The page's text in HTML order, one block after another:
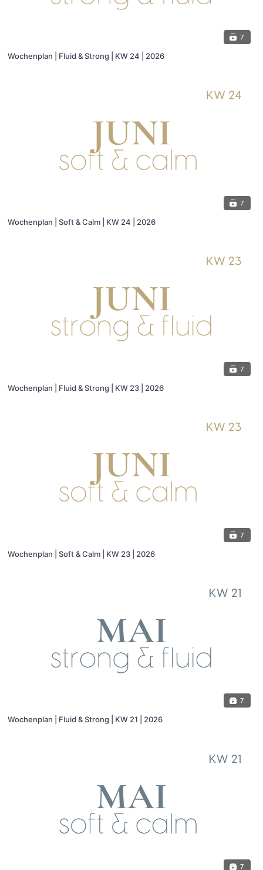
7
Wochenplan | Fluid & Strong | KW 24 | 2026
7
Wochenplan | Soft & Calm | KW 24 | 2026
7
Wochenplan | Fluid & Strong | KW 23 | 2026
7
Wochenplan | Soft & Calm | KW 23 | 2026
7
Wochenplan | Fluid & Strong | KW 21 | 2026
7